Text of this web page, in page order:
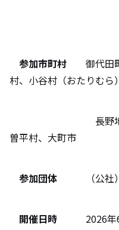
参加市町村 御代田町
村、小谷村（おたりむら
長野地域連携
曽平村、大町市
参加団体 （公社）
開催日時 2026年6